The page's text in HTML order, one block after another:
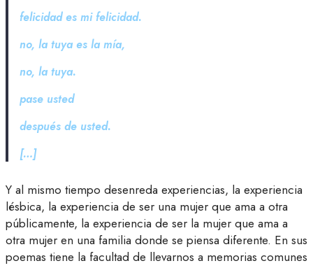
felicidad es mi felicidad.
no, la tuya es la mía,
no, la tuya.
pase usted
después de usted.
[…]
Y al mismo tiempo desenreda experiencias, la experiencia
lésbica, la experiencia de ser una mujer que ama a otra
públicamente, la experiencia de ser la mujer que ama a
otra mujer en una familia donde se piensa diferente. En sus
poemas tiene la facultad de llevarnos a memorias comunes